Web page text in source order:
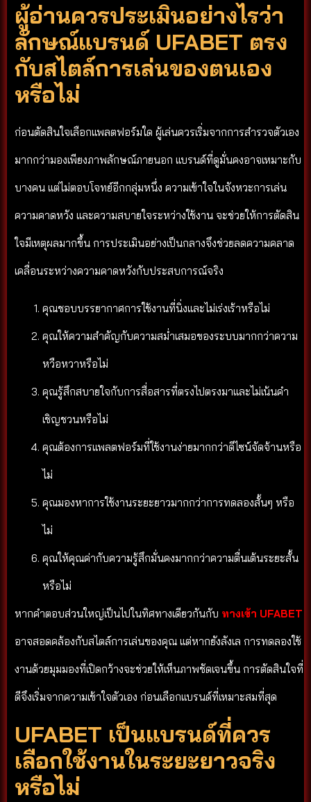
ผู้อ่านควรประเมินอย่างไรว่า
ลักษณ์แบรนด์ UFABET ตรง
กับสไตล์การเล่นของตนเอง
หรือไม่
ก่อนตัดสินใจเลือกแพลตฟอร์มใด ผู้เล่นควรเริ่มจากการสำรวจตัวเอง
มากกว่ามองเพียงภาพลักษณ์ภายนอก แบรนด์ที่ดูมั่นคงอาจเหมาะกับ
บางคน แต่ไม่ตอบโจทย์อีกกลุ่มหนึ่ง ความเข้าใจในจังหวะการเล่น
ความคาดหวัง และความสบายใจระหว่างใช้งาน จะช่วยให้การตัดสิน
ใจมีเหตุผลมากขึ้น การประเมินอย่างเป็นกลางจึงช่วยลดความคลาด
เคลื่อนระหว่างความคาดหวังกับประสบการณ์จริง
คุณชอบบรรยากาศการใช้งานที่นิ่งและไม่เร่งเร้าหรือไม่
คุณให้ความสำคัญกับความสม่ำเสมอของระบบมากกว่าความ
หวือหวาหรือไม่
คุณรู้สึกสบายใจกับการสื่อสารที่ตรงไปตรงมาและไม่เน้นคำ
เชิญชวนหรือไม่
คุณต้องการแพลตฟอร์มที่ใช้งานง่ายมากกว่าดีไซน์จัดจ้านหรือ
ไม่
คุณมองหาการใช้งานระยะยาวมากกว่าการทดลองสั้นๆ หรือ
ไม่
คุณให้คุณค่ากับความรู้สึกมั่นคงมากกว่าความตื่นเต้นระยะสั้น
หรือไม่
หากคำตอบส่วนใหญ่เป็นไปในทิศทางเดียวกันกับ ทางเข้า UFABET
อาจสอดคล้องกับสไตล์การเล่นของคุณ แต่หากยังลังเล การทดลองใช้
งานด้วยมุมมองที่เปิดกว้างจะช่วยให้เห็นภาพชัดเจนขึ้น การตัดสินใจที่
ดีจึงเริ่มจากความเข้าใจตัวเอง ก่อนเลือกแบรนด์ที่เหมาะสมที่สุด
UFABET เป็นแบรนด์ที่ควร
เลือกใช้งานในระยะยาวจริง
หรือไม่